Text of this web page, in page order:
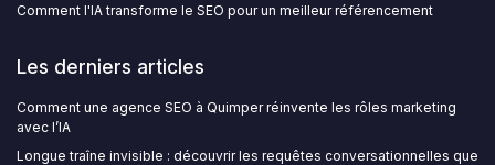
Comment l'IA transforme le SEO pour un meilleur référencement
Les derniers articles
Comment une agence SEO à Quimper réinvente les rôles marketing
avec l’IA
Longue traîne invisible : découvrir les requêtes conversationnelles que